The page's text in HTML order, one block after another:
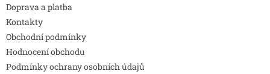
Doprava a platba
Kontakty
Obchodní podmínky
Hodnocení obchodu
Podmínky ochrany osobních údajů